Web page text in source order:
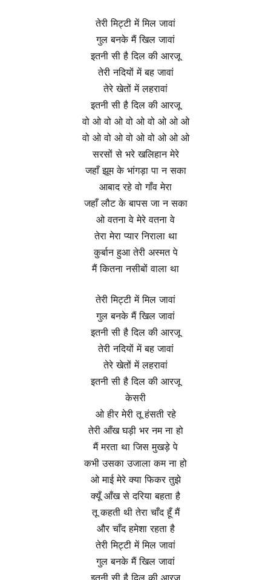
तेरी मिट्टी में मिल जावां
गुल बनके मैं खिल जावां
इतनी सी है दिल की आरजू
तेरी नदियों में बह जावां
तेरे खेतों में लहरावां
इतनी सी है दिल की आरजू
वो ओ वो ओ वो ओ वो ओ ओ ओ
वो ओ वो ओ वो ओ वो ओ ओ ओ
सरसों से भरे खलिहान मेरे
जहाँ झूम के भांगड़ा पा न सका
आबाद रहे वो गाँव मेरा
जहाँ लौट के बापस जा न सका
ओ वतना वे मेरे वतना वे
तेरा मेरा प्यार निराला था
कुर्बान हुआ तेरी अस्मत पे
मैं कितना नसीबों वाला था
तेरी मिट्टी में मिल जावां
गुल बनके मैं खिल जावां
इतनी सी है दिल की आरजू
तेरी नदियों में बह जावां
तेरे खेतों में लहरावां
इतनी सी है दिल की आरजू
केसरी
ओ हीर मेरी तू हंसती रहे
तेरी आँख घड़ी भर नम ना हो
मैं मरता था जिस मुखड़े पे
कभी उसका उजाला कम ना हो
ओ माई मेरे क्या फिकर तुझे
क्यूँ आँख से दरिया बहता है
तू कहती थी तेरा चाँद हूँ मैं
और चाँद हमेशा रहता है
तेरी मिट्टी में मिल जावां
गुल बनके मैं खिल जावां